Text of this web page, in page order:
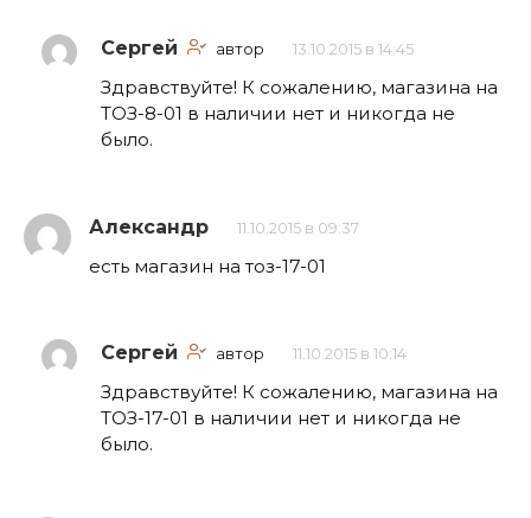
Сергей автор 13.10.2015 в 14:45
Здравствуйте! К сожалению, магазина на
ТОЗ-8-01 в наличии нет и никогда не
было.
Александр 11.10.2015 в 09:37
есть магазин на тоз-17-01
Сергей автор 11.10.2015 в 10:14
Здравствуйте! К сожалению, магазина на
ТОЗ-17-01 в наличии нет и никогда не
было.